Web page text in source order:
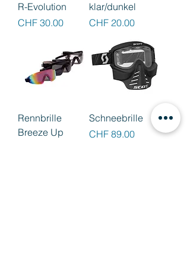
R-Evolution
Preis
CHF 30.00
klar/dunkel
Preis
CHF 20.00
Rennbrille
Breeze Up
Schneebrille
Preis
CHF 89.00